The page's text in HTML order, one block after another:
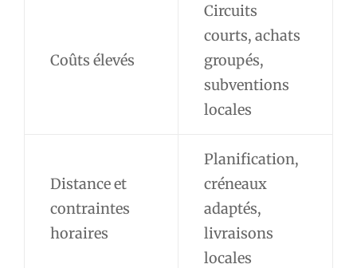
Coûts élevés
Circuits
courts, achats
groupés,
subventions
locales
Distance et
contraintes
horaires
Planification,
créneaux
adaptés,
livraisons
locales